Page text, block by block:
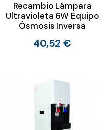
Recambio Lámpara
Ultravioleta 6W Equipo
Ósmosis Inversa
40,52 €